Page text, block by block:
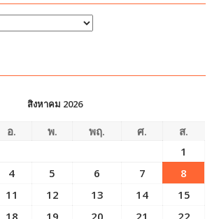
สิงหาคม 2026
อ. พ. พฤ. ศ.
ส.
1
4 5 6 7
8
11 12 13 14
15
18 19 20 21
22